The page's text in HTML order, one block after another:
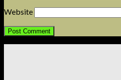
Website